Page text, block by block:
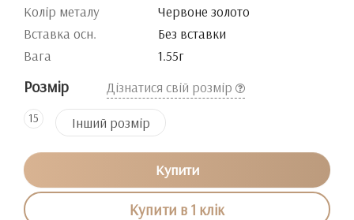
Колір металу
Червоне золото
Вставка осн.
Без вставки
Вага
1.55г
Розмір Дізнатися свій розмір
15 Інший розмір
Купити
Купити в 1 клік